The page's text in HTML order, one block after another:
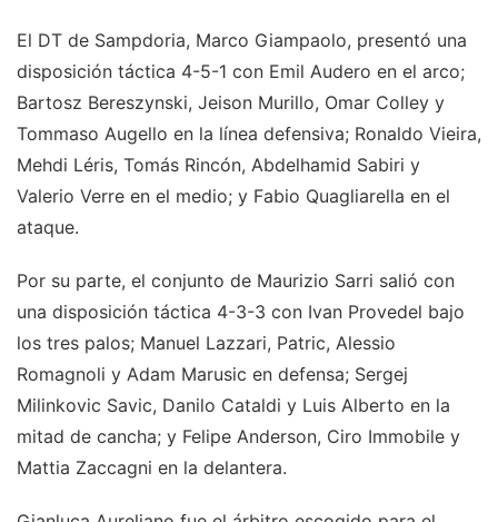
El DT de Sampdoria, Marco Giampaolo, presentó una
disposición táctica 4-5-1 con Emil Audero en el arco;
Bartosz Bereszynski, Jeison Murillo, Omar Colley y
Tommaso Augello en la línea defensiva; Ronaldo Vieira,
Mehdi Léris, Tomás Rincón, Abdelhamid Sabiri y
Valerio Verre en el medio; y Fabio Quagliarella en el
ataque.
Por su parte, el conjunto de Maurizio Sarri salió con
una disposición táctica 4-3-3 con Ivan Provedel bajo
los tres palos; Manuel Lazzari, Patric, Alessio
Romagnoli y Adam Marusic en defensa; Sergej
Milinkovic Savic, Danilo Cataldi y Luis Alberto en la
mitad de cancha; y Felipe Anderson, Ciro Immobile y
Mattia Zaccagni en la delantera.